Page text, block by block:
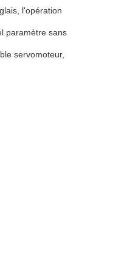
l'opération
paramètre sans
servomoteur,